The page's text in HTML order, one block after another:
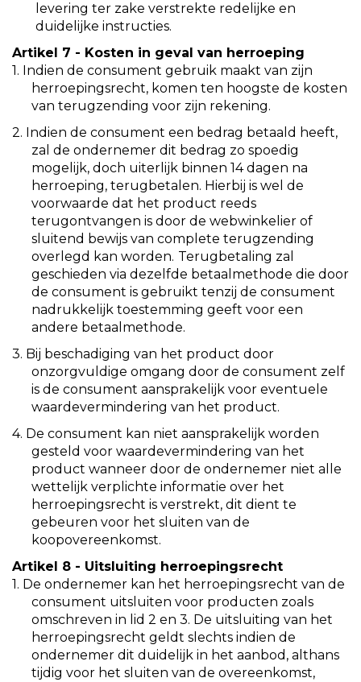
levering ter zake verstrekte redelijke en
duidelijke instructies.
Artikel 7 - Kosten in geval van herroeping
1. Indien de consument gebruik maakt van zijn
herroepingsrecht, komen ten hoogste de kosten
van terugzending voor zijn rekening.
2. Indien de consument een bedrag betaald heeft,
zal de ondernemer dit bedrag zo spoedig
mogelijk, doch uiterlijk binnen 14 dagen na
herroeping, terugbetalen. Hierbij is wel de
voorwaarde dat het product reeds
terugontvangen is door de webwinkelier of
sluitend bewijs van complete terugzending
overlegd kan worden. Terugbetaling zal
geschieden via dezelfde betaalmethode die door
de consument is gebruikt tenzij de consument
nadrukkelijk toestemming geeft voor een
andere betaalmethode.
3. Bij beschadiging van het product door
onzorgvuldige omgang door de consument zelf
is de consument aansprakelijk voor eventuele
waardevermindering van het product.
4. De consument kan niet aansprakelijk worden
gesteld voor waardevermindering van het
product wanneer door de ondernemer niet alle
wettelijk verplichte informatie over het
herroepingsrecht is verstrekt, dit dient te
gebeuren voor het sluiten van de
koopovereenkomst.
Artikel 8 - Uitsluiting herroepingsrecht
1. De ondernemer kan het herroepingsrecht van de
consument uitsluiten voor producten zoals
omschreven in lid 2 en 3. De uitsluiting van het
herroepingsrecht geldt slechts indien de
ondernemer dit duidelijk in het aanbod, althans
tijdig voor het sluiten van de overeenkomst,